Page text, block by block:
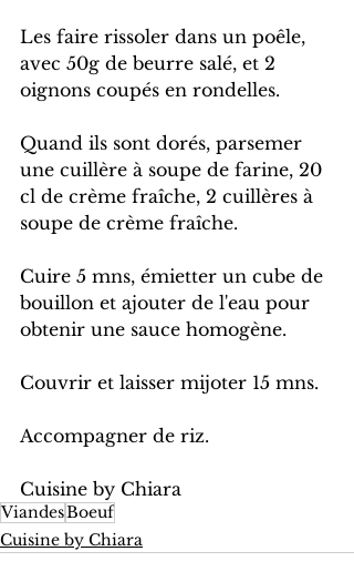
Les faire rissoler dans un poêle,
avec 50g de beurre salé, et 2
oignons coupés en rondelles.
Quand ils sont dorés, parsemer
une cuillère à soupe de farine, 20
cl de crème fraîche, 2 cuillères à
soupe de crème fraîche.
Cuire 5 mns, émietter un cube de
bouillon et ajouter de l'eau pour
obtenir une sauce homogène.
Couvrir et laisser mijoter 15 mns.
Accompagner de riz.
Cuisine by Chiara
ViandesBoeuf
Cuisine by Chiara